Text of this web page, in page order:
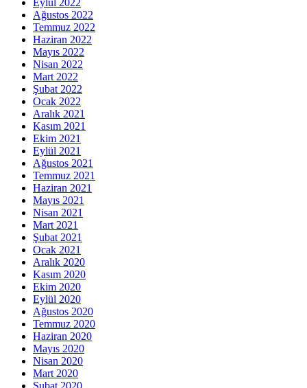
Ağustos 2022
Temmuz 2022
Haziran 2022
Mayıs 2022
Nisan 2022
Mart 2022
Şubat 2022
Ocak 2022
Aralık 2021
Kasım 2021
Ekim 2021
Eylül 2021
Ağustos 2021
Temmuz 2021
Haziran 2021
Mayıs 2021
Nisan 2021
Mart 2021
Şubat 2021
Ocak 2021
Aralık 2020
Kasım 2020
Ekim 2020
Eylül 2020
Ağustos 2020
Temmuz 2020
Haziran 2020
Mayıs 2020
Nisan 2020
Mart 2020
Şubat 2020